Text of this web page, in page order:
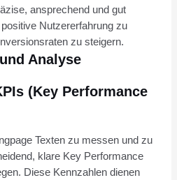
ansprechend und gut
Nutzererfahrung zu
zu steigern.
Analyse
(Key Performance
Texten zu messen und zu
klare Key Performance
Diese Kennzahlen dienen